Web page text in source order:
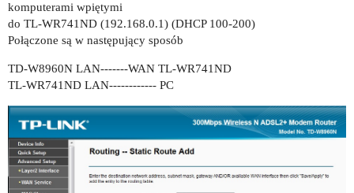
komputerami wpiętymi
do TL-WR741ND (192.168.0.1) (DHCP 100-200)
Połączone są w następujący sposób
TD-W8960N LAN-------WAN TL-WR741ND
TL-WR741ND LAN------------ PC